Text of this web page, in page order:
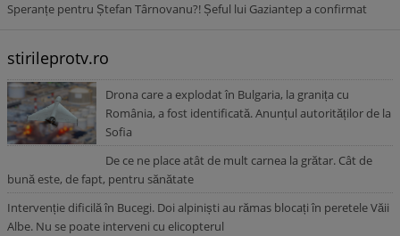
Speranțe pentru Ștefan Târnovanu?! Șeful lui Gaziantep a confirmat
stirileprotv.ro
Drona care a explodat în Bulgaria, la granița cu
România, a fost identificată. Anunțul autorităților de la
Sofia
De ce ne place atât de mult carnea la grătar. Cât de
bună este, de fapt, pentru sănătate
Intervenție dificilă în Bucegi. Doi alpiniști au rămas blocați în peretele Văii
Albe. Nu se poate interveni cu elicopterul